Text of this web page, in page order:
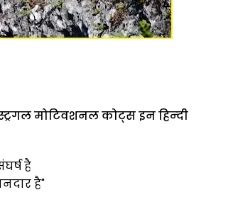
मोटिवशनल कोट्स इन हिन्‍दी
है
है"